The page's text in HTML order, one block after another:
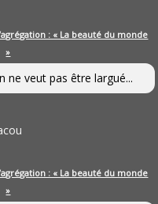
: « La beauté du monde
»
ne veut pas être largué...
: « La beauté du monde
»